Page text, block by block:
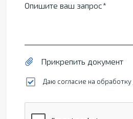
Опишите ваш запрос
Прикрепить документ
Даю согласие на обработку